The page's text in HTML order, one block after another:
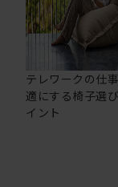
テレワークの仕
適にする椅子選
イント